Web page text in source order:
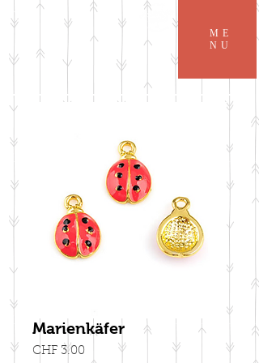
ME
NU
Marienkäfer
CHF 3.00Preis